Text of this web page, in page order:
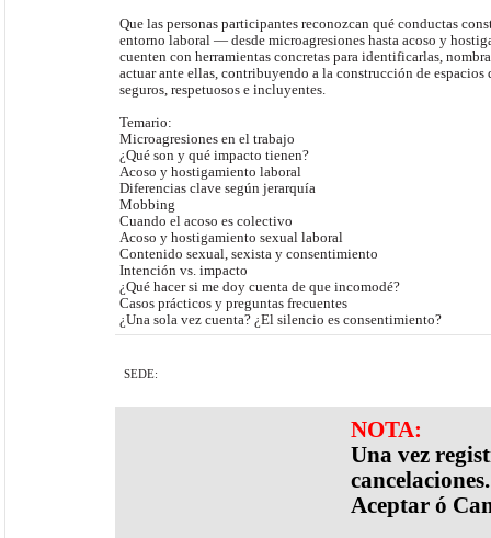
Que las personas participantes reconozcan qué conductas
entorno laboral — desde microagresiones hasta acoso y
cuenten con herramientas concretas para identificarlas,
actuar ante ellas, contribuyendo a la construcción de espacios
seguros, respetuosos e incluyentes.
Temario:
Microagresiones en el trabajo
¿Qué son y qué impacto tienen?
Acoso y hostigamiento laboral
Diferencias clave según jerarquía
Mobbing
Cuando el acoso es colectivo
Acoso y hostigamiento sexual laboral
Contenido sexual, sexista y consentimiento
Intención vs. impacto
¿Qué hacer si me doy cuenta de que incomodé?
Casos prácticos y preguntas frecuentes
¿Una sola vez cuenta? ¿El silencio es consentimiento?
SEDE:
NOTA:
Una vez
cancelaciones.
Aceptar ó